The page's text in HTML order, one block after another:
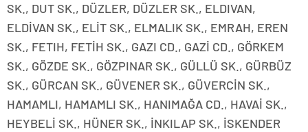
SK., DUT SK., DÜZLER, DÜZLER SK., ELDIVAN,
ELDİVAN SK., ELİT SK., ELMALIK SK., EMRAH, EREN
SK., FETIH, FETİH SK., GAZI CD., GAZİ CD., GÖRKEM
SK., GÖZDE SK., GÖZPINAR SK., GÜLLÜ SK., GÜRBÜZ
SK., GÜRCAN SK., GÜVENER SK., GÜVERCİN SK.,
HAMAMLI, HAMAMLI SK., HANIMAĞA CD., HAVAİ SK.,
HEYBELİ SK., HÜNER SK., İNKILAP SK., İSKENDER